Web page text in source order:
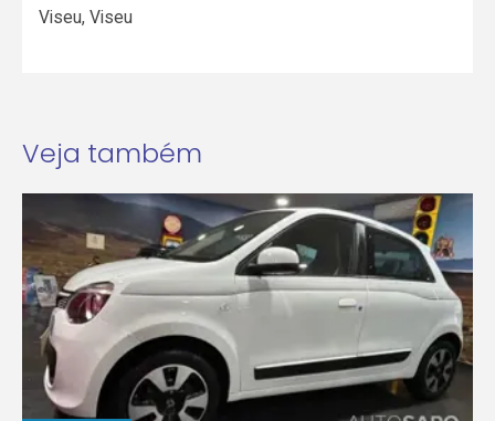
Viseu,Viseu
Veja também